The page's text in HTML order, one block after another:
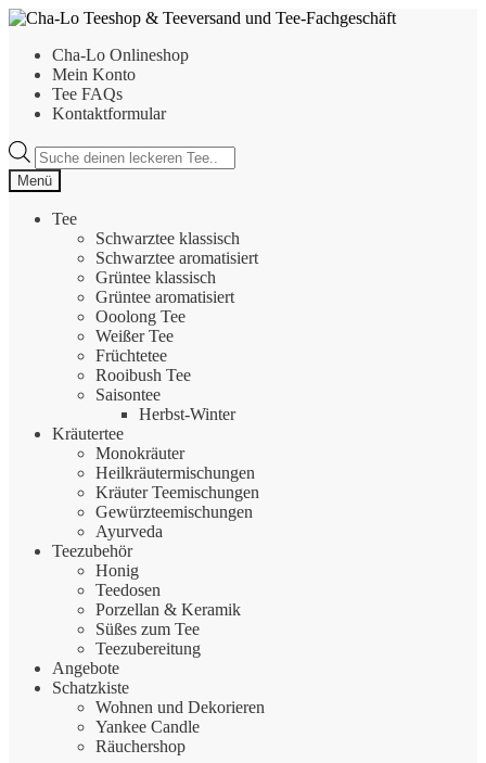
Zur
springen
Zum
springenCha-Lo Onlineshop
Mein Konto
Tee FAQs
Kontaktformular
Products
search
Menü
Tee
Schwarztee klassisch
Schwarztee aromatisiert
Grüntee klassisch
Grüntee aromatisiert
Ooolong Tee
Weißer Tee
Früchtetee
Rooibush Tee
Saisontee
Herbst-Winter
Kräutertee
Monokräuter
Heilkräutermischungen
Kräuter Teemischungen
Gewürzteemischungen
Ayurveda
Teezubehör
Honig
Teedosen
Porzellan & Keramik
Süßes zum Tee
Teezubereitung
Angebote
Schatzkiste
Wohnen und Dekorieren
Yankee Candle
Räuchershop